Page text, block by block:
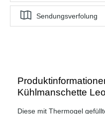
Sendungsverfolung
Kühlmanschette
Diese mit Thermogel